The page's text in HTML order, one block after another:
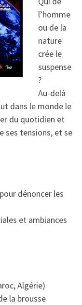
l’homme
ou de la
nature
crée le
suspense
?
Au-delà
dans le monde le
du quotidien et
ses tensions, et se
dénoncer les
et ambiances
Algérie)
la brousse